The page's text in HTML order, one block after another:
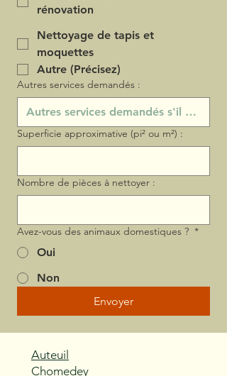
rénovation
Nettoyage de tapis et
moquettes
Autre (Précisez)
Autres services demandés :
Superficie approximative (pi² ou m²) :
Nombre de pièces à nettoyer :
Avez-vous des animaux domestiques ? *
Oui
Non
Envoyer
Auteuil
Chomedey